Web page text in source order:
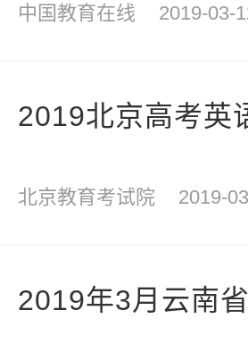
中国教育在线 2019-03-
2019北京高考英
北京教育考试院 2019-
2019年3月云南